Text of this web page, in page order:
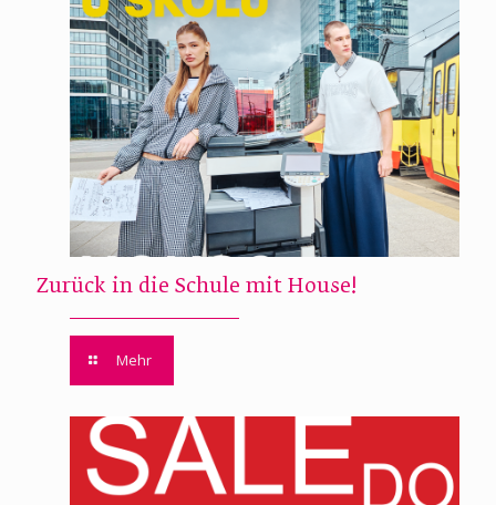
Zurück in die Schule mit House!
Mehr